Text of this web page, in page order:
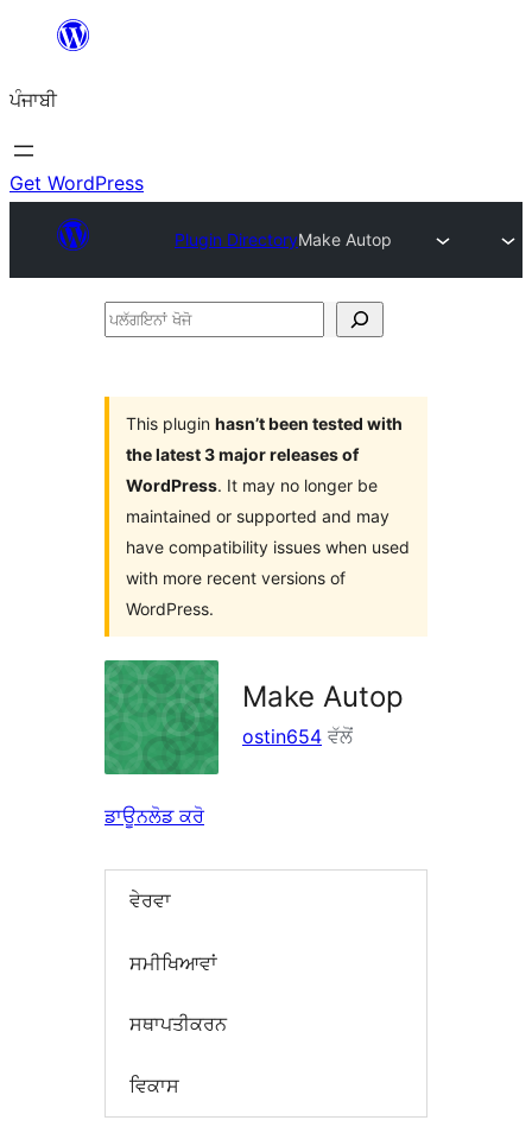
'ਤੇ
ਜਾਓ
ਪੰਜਾਬੀ
Get WordPress
Plugin DirectoryMake Autop
ਪਲੱਗਇਨਾਂ
This plugin hasn’t been tested with
the latest 3 major releases of
WordPress. It may no longer be
maintained or supported and may
have compatibility issues when used
with more recent versions of
WordPress.
Make Autop
ostin654 ਵੱਲੋਂ
ਡਾਊਨਲੋਡ ਕਰੋ
ਵੇਰਵਾ
ਸਮੀਖਿਆਵਾਂ
ਸਥਾਪਤੀਕਰਨ
ਵਿਕਾਸ